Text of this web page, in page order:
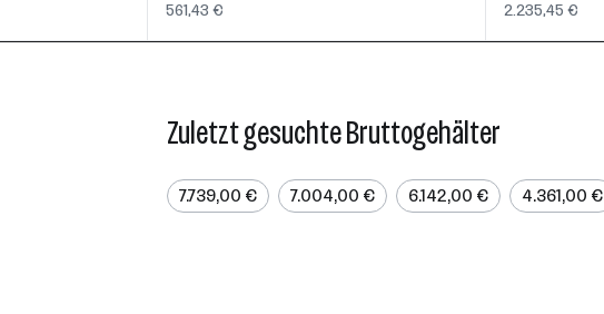
561,43 € 2.235,45 €
Zuletzt gesuchte Bruttogehälter
7.739,00 € 7.004,00 € 6.142,00 € 4.361,00 €